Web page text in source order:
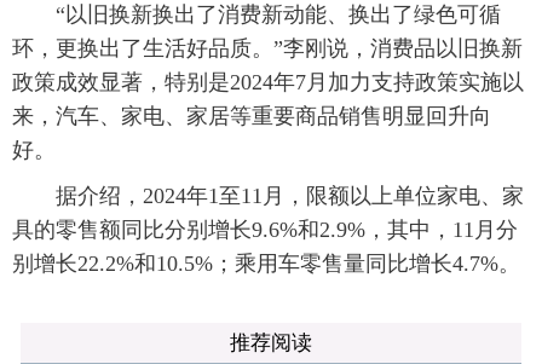
“以旧换新换出了消费新动能、换出了绿色可循
环，更换出了生活好品质。”李刚说，消费品以旧换新
政策成效显著，特别是2024年7月加力支持政策实施以
来，汽车、家电、家居等重要商品销售明显回升向
好。
据介绍，2024年1至11月，限额以上单位家电、家
具的零售额同比分别增长9.6%和2.9%，其中，11月分
别增长22.2%和10.5%；乘用车零售量同比增长4.7%。
推荐阅读